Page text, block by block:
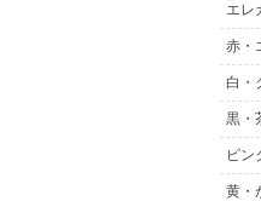
エレ
赤・
白・
黒・
ピン
黄・